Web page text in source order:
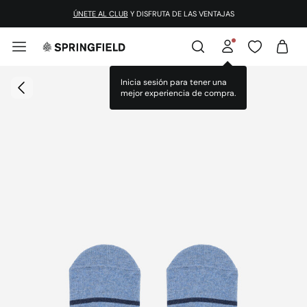
ÚNETE AL CLUB Y DISFRUTA DE LAS VENTAJAS
Inicia sesión para tener una
mejor experiencia de compra.